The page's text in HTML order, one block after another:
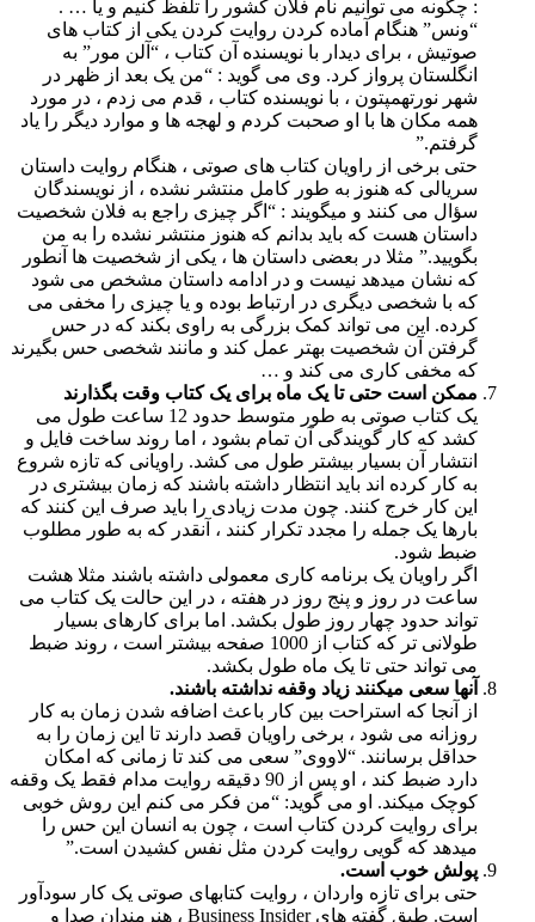
: چگونه می توانیم نام فلان کشور را تلفظ کنیم و یا … .
“ونس” هنگام آماده کردن روایت کردن یکی از کتاب های
صوتیش ، برای دیدار با نویسنده آن کتاب ، “آلن مور” به
انگلستان پرواز کرد. وی می گوید : “من یک بعد از ظهر در
شهر نورتهمپتون ، با نویسنده کتاب ، قدم می زدم ، در مورد
همه مکان ها با او صحبت کردم و لهجه ها و موارد دیگر را یاد
گرفتم.”
حتی برخی از راویان کتاب های صوتی ، هنگام روایت داستان
سریالی که هنوز به طور کامل منتشر نشده ، از نویسندگان
سؤال می کنند و میگویند : “اگر چیزی راجع به فلان شخصیت
داستان هست که باید بدانم که هنوز منتشر نشده را به من
بگویید.” مثلا در بعضی داستان ها ، یکی از شخصیت ها آنطور
که نشان میدهد نیست و در ادامه داستان مشخص می شود
که با شخصی دیگری در ارتباط بوده و یا چیزی را مخفی می
کرده. این می تواند کمک بزرگی به راوی بکند که در حس
گرفتن آن شخصیت بهتر عمل کند و مانند شخصی حس بگیرند
که مخفی کاری می کند و …
ممکن است حتی تا یک ماه برای یک کتاب وقت بگذارند
یک کتاب صوتی به طور متوسط حدود 12 ساعت طول می
کشد که کار گویندگی آن تمام بشود ، اما روند ساخت فایل و
انتشار آن بسیار بیشتر طول می کشد. راویانی که تازه شروع
به کار کرده اند باید انتظار داشته باشند که زمان بیشتری در
این کار خرج کنند. چون مدت زیادی را باید صرف این کنند که
بارها یک جمله را مجدد تکرار کنند ، آنقدر که به طور مطلوب
ضبط شود.
اگر راویان یک برنامه کاری معمولی داشته باشند مثلا هشت
ساعت در روز و پنج روز در هفته ، در این حالت یک کتاب می
تواند حدود چهار روز طول بکشد. اما برای کارهای بسیار
طولانی تر که کتاب از 1000 صفحه بیشتر است ، روند ضبط
می تواند حتی تا یک ماه طول بکشد.
آنها سعی میکنند زیاد وقفه نداشته باشند.
از آنجا که استراحت بین کار باعث اضافه شدن زمان به کار
روزانه می شود ، برخی راویان قصد دارند تا این زمان را به
حداقل برسانند. “لاووی” سعی می کند تا زمانی که امکان
دارد ضبط کند ، او پس از 90 دقیقه روایت مدام فقط یک وقفه
کوچک میکند. او می گوید: “من فکر می کنم این روش خوبی
برای روایت کردن کتاب است ، چون به انسان این حس را
میدهد که گویی روایت کردن مثل نفس کشیدن است.”
پولش خوب است.
حتی برای تازه واردان ، روایت کتابهای صوتی یک کار سودآور
است. طبق گفته های Business Insider ، هنرمندان صدا و